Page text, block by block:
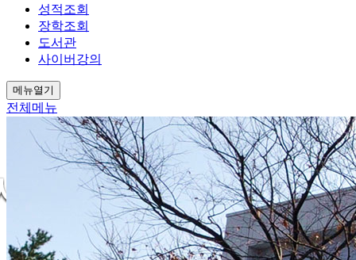
성적조회
장학조회
도서관
사이버강의
메뉴열기
전체메뉴